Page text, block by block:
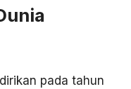
pada tahun